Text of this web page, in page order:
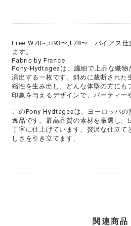
Free W70~,H93〜,L78〜 バイアス仕
ます。
Fabric by France
Pony-Hydtageaは、繊細で上品な織物
演出する一枚です。斜めに裁断された
縮性を生み出し、どんな体型の方にも
印象を与えるデザインで、パーティー
このPony-Hydtageaは、ヨーロッパの
逸品です。最高品質の素材を厳選し、
丁寧に仕上げています。贅沢な仕立て
しさを引き立てます。
関連商品